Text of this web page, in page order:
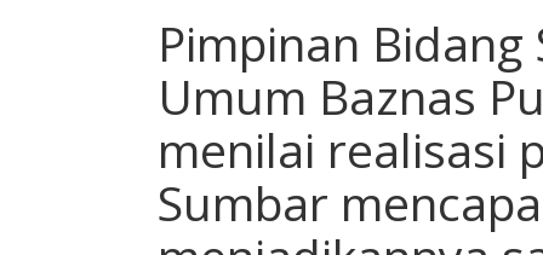
Pimpinan
Umum Baznas
menilai realisasi
Sumbar